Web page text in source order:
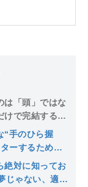
は「頭」ではな
けで完結すると
“手のひら握
ーするために
絶対に知ってお
じゃない、適切